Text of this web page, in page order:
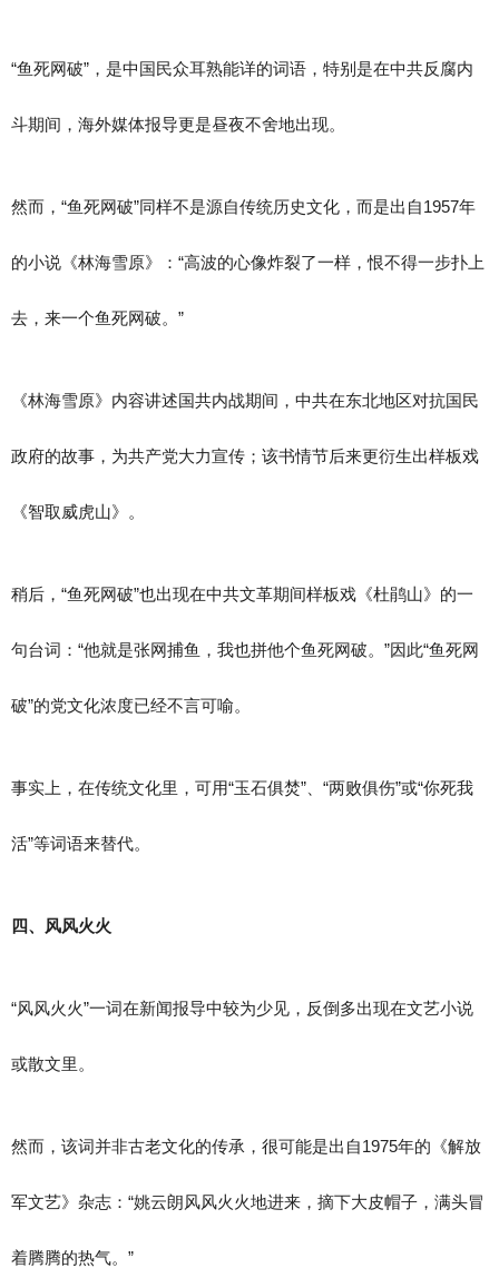
“鱼死网破”，是中国民众耳熟能详的词语，特别是在中共反腐内
斗期间，海外媒体报导更是昼夜不舍地出现。
然而，“鱼死网破”同样不是源自传统历史文化，而是出自1957年
的小说《林海雪原》：“高波的心像炸裂了一样，恨不得一步扑上
去，来一个鱼死网破。”
《林海雪原》内容讲述国共内战期间，中共在东北地区对抗国民
政府的故事，为共产党大力宣传；该书情节后来更衍生出样板戏
《智取威虎山》。
稍后，“鱼死网破”也出现在中共文革期间样板戏《杜鹃山》的一
句台词：“他就是张网捕鱼，我也拼他个鱼死网破。”因此“鱼死网
破”的党文化浓度已经不言可喻。
事实上，在传统文化里，可用“玉石俱焚”、“两败俱伤”或“你死我
活”等词语来替代。
四、风风火火
“风风火火”一词在新闻报导中较为少见，反倒多出现在文艺小说
或散文里。
然而，该词并非古老文化的传承，很可能是出自1975年的《解放
军文艺》杂志：“姚云朗风风火火地进来，摘下大皮帽子，满头冒
着腾腾的热气。”